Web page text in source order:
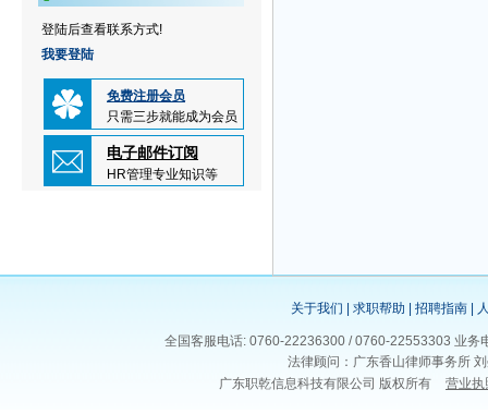
登陆后查看联系方式!
我要登陆
免费注册会员
只需三步就能成为会员
电子邮件订阅
HR管理专业知识等
关于我们 求职帮助 招聘指南
全国客服电话: 0760-22236300 / 0760-22553303 业
法律顾问：广东香山律师事务所
广东职乾信息科技有限公司 版权所有
营业执